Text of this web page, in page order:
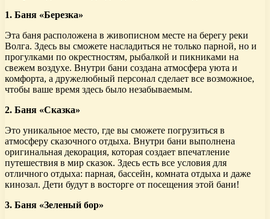
1. Баня «Березка»
Эта баня расположена в живописном месте на берегу реки
Волга. Здесь вы сможете насладиться не только парной, но и
прогулками по окрестностям, рыбалкой и пикниками на
свежем воздухе. Внутри бани создана атмосфера уюта и
комфорта, а дружелюбный персонал сделает все возможное,
чтобы ваше время здесь было незабываемым.
2. Баня «Сказка»
Это уникальное место, где вы сможете погрузиться в
атмосферу сказочного отдыха. Внутри бани выполнена
оригинальная декорация, которая создает впечатление
путешествия в мир сказок. Здесь есть все условия для
отличного отдыха: парная, бассейн, комната отдыха и даже
кинозал. Дети будут в восторге от посещения этой бани!
3. Баня «Зеленый бор»